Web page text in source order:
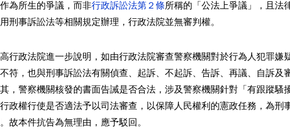
為所生的爭議，而非行政訴訟法第２條所稱的「公法上爭議」，且法
刑事訴訟法等相關規定辦理，行政法院並無審判權。
行政法院進一步說明，如由行政法院審查警察機關對於行為人犯罪
符，也與刑事訴訟法有關偵查、起訴、不起訴、告訴、再議、自訴
，警察機關核發的書面告誡是否合法，涉及警察機關針對「有跟蹤
政權行使是否適法予以司法審查，以保障人民權利的憲政任務，為
故本件抗告為無理由，應予駁回。